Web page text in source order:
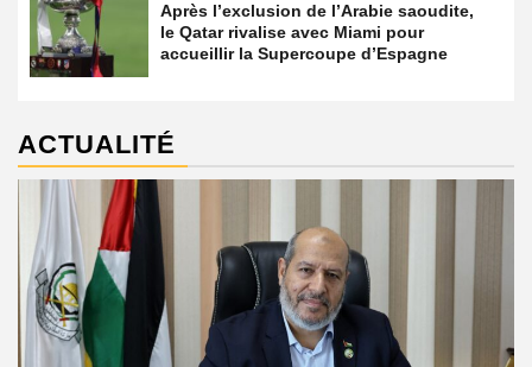
Après l’exclusion de l’Arabie saoudite,
le Qatar rivalise avec Miami pour
accueillir la Supercoupe d’Espagne
ACTUALITÉ